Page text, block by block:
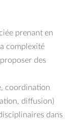
prenant en
complexité
des
coordination
diffusion)
dans